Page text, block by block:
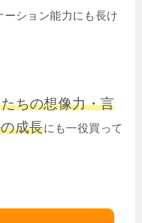
ション能力にも長け
ちの想像力・言
成長にも一役買って